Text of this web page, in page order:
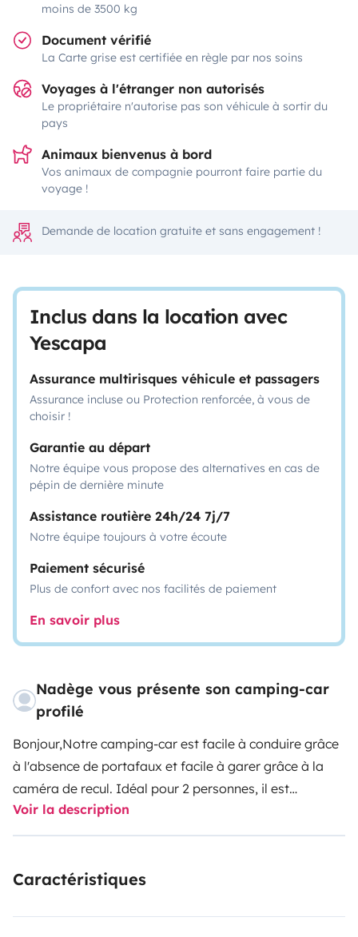
moins de 3500 kg
Document vérifié
La Carte grise est certifiée en règle par nos soins
Voyages à l'étranger non autorisés
Le propriétaire n'autorise pas son véhicule à sortir du
pays
Animaux bienvenus à bord
Vos animaux de compagnie pourront faire partie du
voyage !
Demande de location gratuite et sans engagement !
Inclus dans la location avec
Yescapa
Assurance multirisques véhicule et passagers
Assurance incluse ou Protection renforcée, à vous de
choisir !
Garantie au départ
Notre équipe vous propose des alternatives en cas de
pépin de dernière minute
Assistance routière 24h/24 7j/7
Notre équipe toujours à votre écoute
Paiement sécurisé
Plus de confort avec nos facilités de paiement
En savoir plus
Nadège vous présente son camping-car
profilé
Bonjour,Notre camping-car est facile à conduire grâce
à l'absence de portafaux et facile à garer grâce à la
caméra de recul. Idéal pour 2 personnes, il est
parfaitement adapté pour 3 personnes voire 4 avec un
enfant grâce à l'option literie pour le kit bébé ou le lit
tout d'un grand à l'intérieur : les 2 sièges avant
Voir la description
Caractéristiques